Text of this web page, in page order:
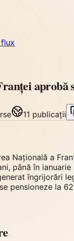
aprobă
11 publicații
Națională a
până în
îngrijorări
pensioneze la